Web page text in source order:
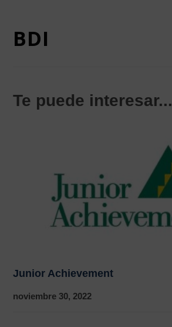
BDI
Te puede interesar...
Junior Achievement
noviembre 30, 2022